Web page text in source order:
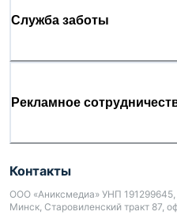
Служба заботы
Рекламное
Контакты
ООО «Аниксмедиа» УНП
Минск, Старовиленский тракт 87,